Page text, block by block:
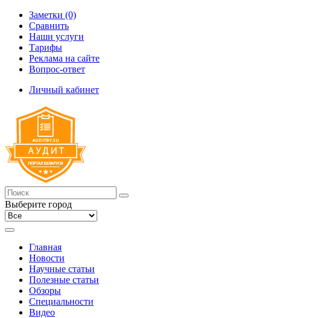
Заметки (0)
Сравнить
Наши услуги
Тарифы
Реклама на сайте
Вопрос-ответ
Личный кабинет
Выберите город
Главная
Новости
Научные статьи
Полезные статьи
Обзоры
Специальности
Видео